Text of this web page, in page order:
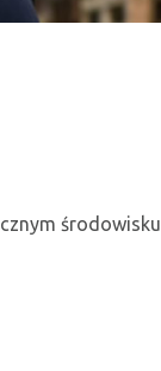
środowisku